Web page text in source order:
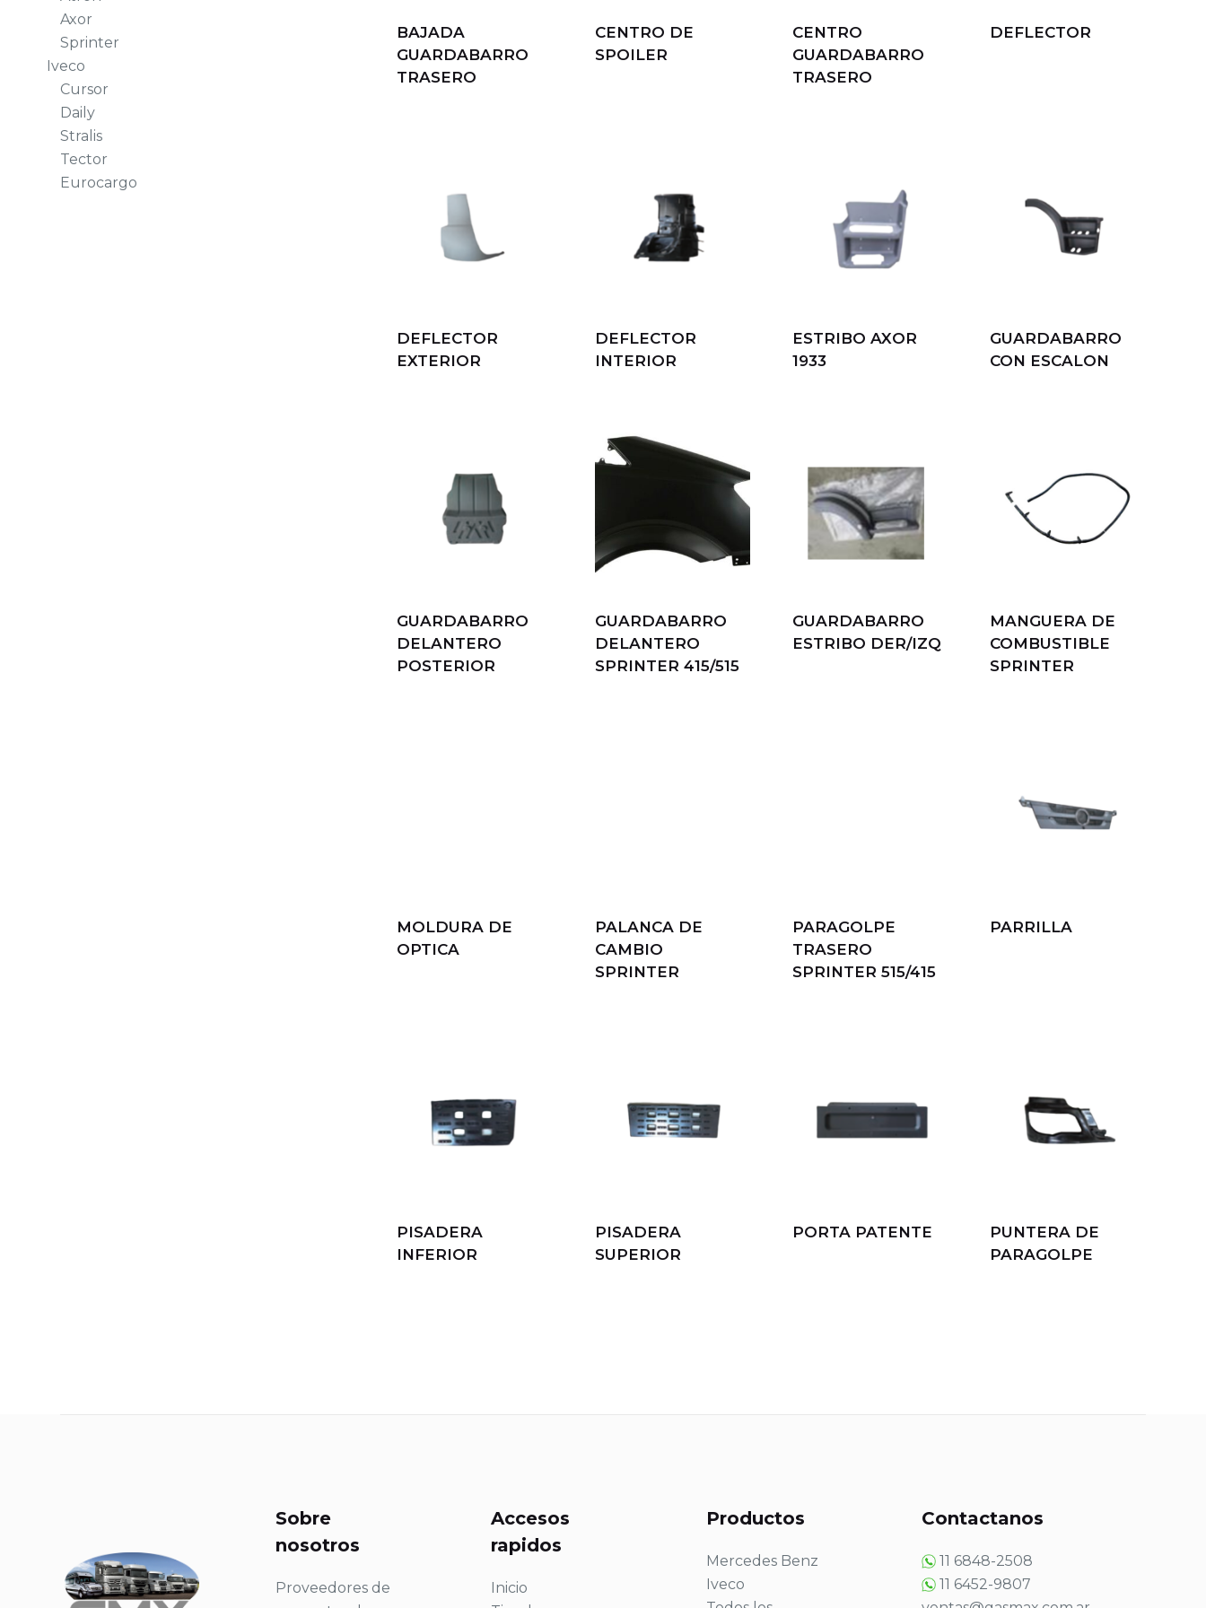
BAJADA
GUARDABARRO
TRASERO
CENTRO DE
SPOILER
CENTRO
GUARDABARRO
TRASERO
DEFLECTOR
DEFLECTOR
EXTERIOR
DEFLECTOR
INTERIOR
ESTRIBO AXOR
1933
GUARDABARRO
CON ESCALON
GUARDABARRO
DELANTERO
POSTERIOR
GUARDABARRO
DELANTERO
SPRINTER 415/515
GUARDABARRO
ESTRIBO DER/IZQ
MANGUERA DE
COMBUSTIBLE
SPRINTER
MOLDURA DE
OPTICA
PALANCA DE
CAMBIO
SPRINTER
PARAGOLPE
TRASERO
SPRINTER 515/415
PARRILLA
PISADERA
INFERIOR
PISADERA
SUPERIOR
PORTA PATENTE
PUNTERA DE
PARAGOLPE
Axor
Sprinter
Iveco
Cursor
Daily
Stralis
Tector
Eurocargo
Sobre
nosotros
Proveedores de
Accesos
rapidos
Inicio
Productos
Mercedes Benz
Iveco
Contactanos
11 6848-2508
11 6452-9807